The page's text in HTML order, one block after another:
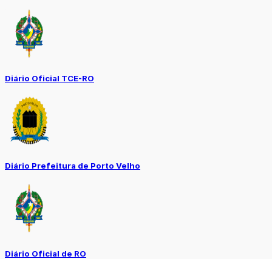
Diário Oficial TCE-RO
Diário Prefeitura de Porto Velho
Diário Oficial de RO